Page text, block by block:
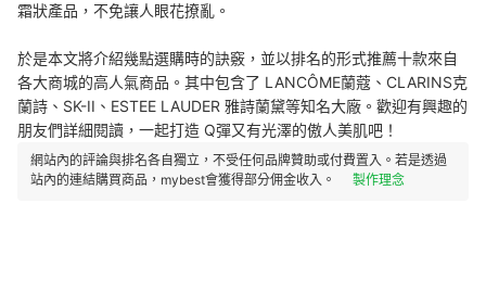
霜狀產品，不免讓人眼花撩亂。
於是本文將介紹幾點選購時的訣竅，並以排名的形式推薦十款來自
各大商城的高人氣商品。其中包含了 LANCÔME蘭蔻、CLARINS克
蘭詩、SK-II、ESTEE LAUDER 雅詩蘭黛等知名大廠。歡迎有興趣的
朋友們詳細閱讀，一起打造 Q彈又有光澤的傲人美肌吧！
網站內的評論與排名各自獨立，不受任何品牌贊助或付費置入。若是透過
站內的連結購買商品，mybest會獲得部分佣金收入。
製作理念